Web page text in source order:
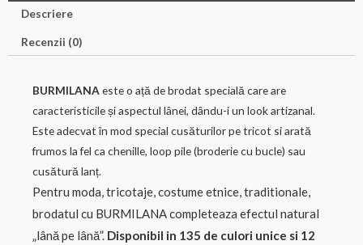
Descriere
Recenzii (0)
BURMILANAeste o ață de brodat specială care are
caracteristicile și aspectul lânei, dându-i un look artizanal.
Este adecvat în mod special cusăturilor pe tricot si arată
frumos la fel ca chenille, loop pile (broderie cu bucle) sau
cusătură lanț.
Pentru moda, tricotaje, costume etnice, traditionale,
brodatul cu BURMILANA completeaza efectul natural
„lână pe lână”. Disponibil in 135 de culori unice si 12